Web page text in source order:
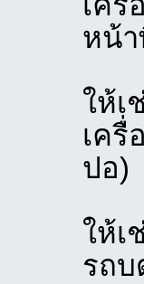
หน้
ให้เ
เครื่
ปอ)
ให้เ
รถบ